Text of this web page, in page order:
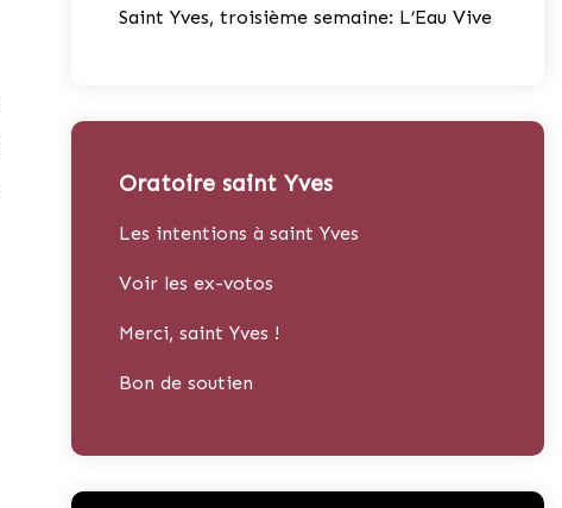
Saint Yves, troisième semaine: L’Eau Vive
Oratoire saint Yves
Les intentions à saint Yves
Voir les ex-votos
Merci, saint Yves !
Bon de soutien